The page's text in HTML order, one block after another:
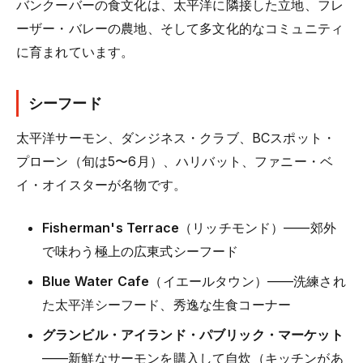
バンクーバーの食文化は、太平洋に隣接した立地、フレ
ーザー・バレーの農地、そして多文化的なコミュニティ
に育まれています。
シーフード
太平洋サーモン、ダンジネス・クラブ、BCスポット・
プローン（旬は5〜6月）、ハリバット、ファニー・ベ
イ・オイスターが名物です。
Fisherman's Terrace （リッチモンド）——郊外
で味わう極上の広東式シーフード
Blue Water Cafe （イエールタウン）——洗練され
た太平洋シーフード、秀逸な生食コーナー
グランビル・アイランド・パブリック・マーケット
——新鮮なサーモンを購入して自炊（キッチンがあ